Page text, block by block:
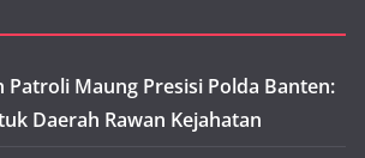
Patroli Maung Presisi Polda Banten:
Daerah Rawan Kejahatan